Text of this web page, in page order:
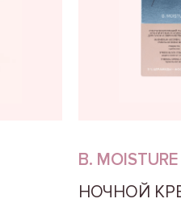
B. MOISTURE
НОЧНОЙ